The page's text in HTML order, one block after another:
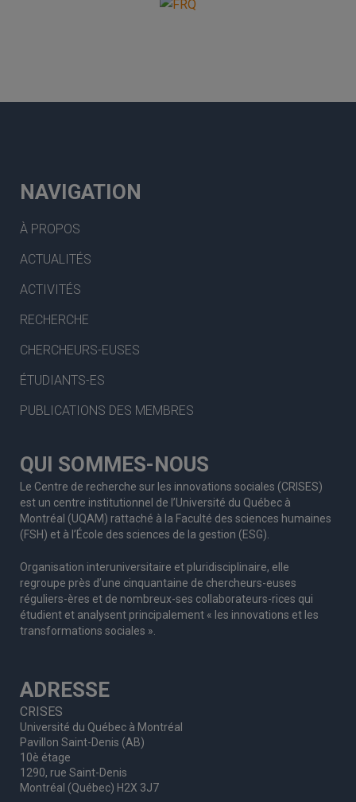
NAVIGATION
À PROPOS
ACTUALITÉS
ACTIVITÉS
RECHERCHE
CHERCHEURS-EUSES
ÉTUDIANTS-ES
PUBLICATIONS DES MEMBRES
QUI SOMMES-NOUS
Le Centre de recherche sur les innovations sociales (CRISES)
est un centre institutionnel de l’Université du Québec à
Montréal (UQAM) rattaché à la Faculté des sciences humaines
(FSH) et à l’École des sciences de la gestion (ESG).
Organisation interuniversitaire et pluridisciplinaire, elle
regroupe près d’une cinquantaine de chercheurs-euses
réguliers-ères et de nombreux-ses collaborateurs-rices qui
étudient et analysent principalement « les innovations et les
transformations sociales ».
ADRESSE
CRISES
Université du Québec à Montréal
Pavillon Saint-Denis (AB)
10è étage
1290, rue Saint-Denis
Montréal (Québec) H2X 3J7